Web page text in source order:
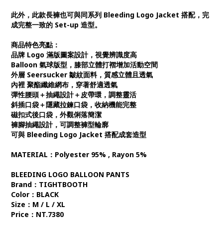
此外，此款長褲也可與同系列 Bleeding Logo Jacket 搭配，完
成完整一致的 Set-up 造型。
商品特色亮點：
品牌 Logo 滿版圖案設計，視覺辨識度高
Balloon 氣球版型，膝部立體打褶增加活動空間
外層 Seersucker 皺紋面料，質感立體且透氣
內裡 聚酯纖維網布，穿著舒適透氣
彈性腰頭＋抽繩設計＋皮帶環，調整靈活
斜插口袋＋隱藏拉鍊口袋，收納機能完整
磁扣式後口袋，外觀俐落簡潔
褲腳抽繩設計，可調整褲型輪廓
可與 Bleeding Logo Jacket 搭配成套造型
MATERIAL：Polyester 95% , Rayon 5%
BLEEDING LOGO BALLOON PANTS
Brand：TIGHTBOOTH
Color：BLACK
Size：M / L / XL
Price：NT.7380